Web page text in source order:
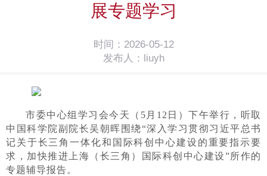
展专题学习
时间：2026-05-12
发布人：liuyh
市委中心组学习会今天（5月12日）下午举行，听取
中国科学院副院长吴朝晖围绕“深入学习贯彻习近平总书
记关于长三角一体化和国际科创中心建设的重要指示要
求，加快推进上海（长三角）国际科创中心建设”所作的
专题辅导报告。